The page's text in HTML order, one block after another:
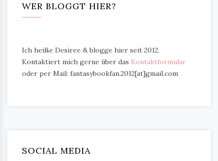
WER BLOGGT HIER?
Ich heiße Desiree & blogge hier seit 2012.
Kontaktiert mich gerne über das Kontaktformular
oder per Mail: fantasybookfan.2012[at]gmail.com
SOCIAL MEDIA